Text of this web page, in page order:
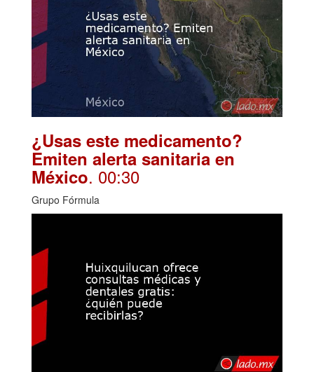
¿Usas este medicamento?
Emiten alerta sanitaria en
México. 00:30
Grupo Fórmula